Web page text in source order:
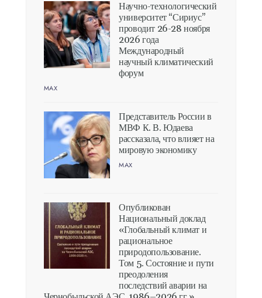
Научно-технологический
университет “Сириус”
проводит 26-28 ноября
2026 года
Международный
научный климатический
форум
MAX
Представитель России в
МВФ К. В. Юдаева
рассказала, что влияет на
мировую экономику
MAX
Опубликован
Национальный доклад
«Глобальный климат и
рациональное
природопользование.
Том 5. Состояние и пути
преодоления
последствий аварии на